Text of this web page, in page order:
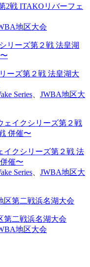
2戦 ITAKOリバーフェ
地区大会
ーズ第２戦 法皇湖大
Series
JWBA地区大
イクシリーズ第２戦 法
催〜
Series
JWBA地区大
第二戦浜名湖大会
地区大会